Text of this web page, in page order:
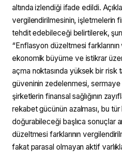
altında izlendiği ifade edildi.
vergilendirilmesinin, işletmelerin
tehdit edebileceği belirtilerek,
“Enflasyon düzeltmesi
ekonomik büyüme ve istikrar
açma noktasında yüksek bir risk
güveninin zedelenmesi, sermaye
şirketlerin finansal sağlığının
rekabet gücünün azalması, bu tür
doğurabileceği başlıca sonuçlar
düzeltmesi farklarının
fakat parasal olmayan aktif